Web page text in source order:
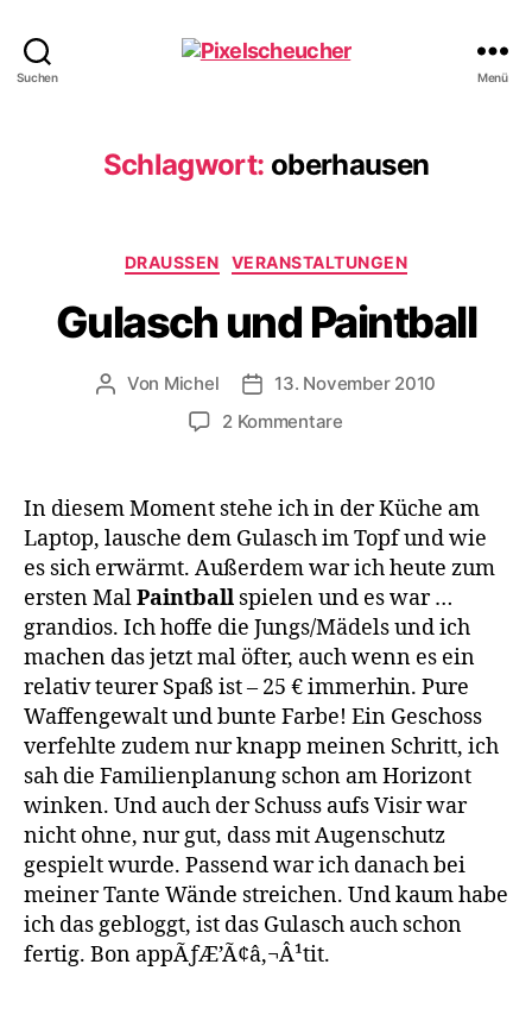
Suchen Menü
Schlagwort: oberhausen
Kategorien
DRAUSSEN VERANSTALTUNGEN
Gulasch und Paintball
Beitragsautor
Von Michel Veröffentlichungsdatum
13. November 2010
2 Kommentarezu
Paintball
In diesem Moment stehe ich in der Küche am
Laptop, lausche dem Gulasch im Topf und wie
es sich erwärmt. Außerdem war ich heute zum
ersten MalPaintball spielen und es war …
grandios. Ich hoffe die Jungs/Mädels und ich
machen das jetzt mal öfter, auch wenn es ein
relativ teurer Spaß ist – 25 € immerhin. Pure
Waffengewalt und bunte Farbe! Ein Geschoss
verfehlte zudem nur knapp meinen Schritt, ich
sah die Familienplanung schon am Horizont
winken. Und auch der Schuss aufs Visir war
nicht ohne, nur gut, dass mit Augenschutz
gespielt wurde. Passend war ich danach bei
meiner Tante Wände streichen. Und kaum habe
ich das gebloggt, ist das Gulasch auch schon
fertig. Bon appÃƒÆ’Ã¢â‚¬Â¹tit.